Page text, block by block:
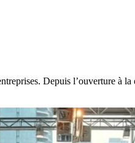
Depuis l’ouverture à